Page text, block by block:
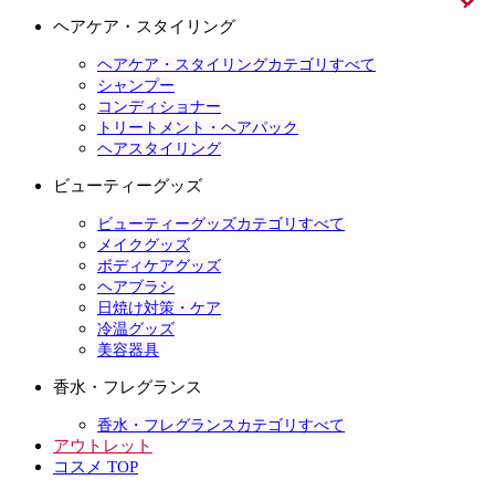
ヘアケア・スタイリング
ヘアケア・スタイリングカテゴリすべて
シャンプー
コンディショナー
トリートメント・ヘアパック
ヘアスタイリング
ビューティーグッズ
ビューティーグッズカテゴリすべて
メイクグッズ
ボディケアグッズ
ヘアブラシ
日焼け対策・ケア
冷温グッズ
美容器具
香水・フレグランス
香水・フレグランスカテゴリすべて
アウトレット
コスメ TOP